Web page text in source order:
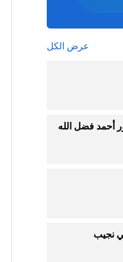
عرض الكل
أحمد فضل الله
نجيب